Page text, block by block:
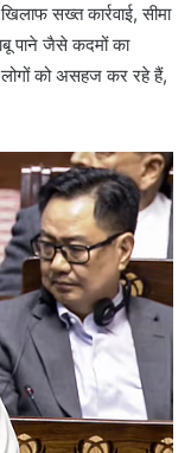
सख्त कार्रवाई, सीमा
पाने जैसे कदमों का
को असहज कर रहे हैं,